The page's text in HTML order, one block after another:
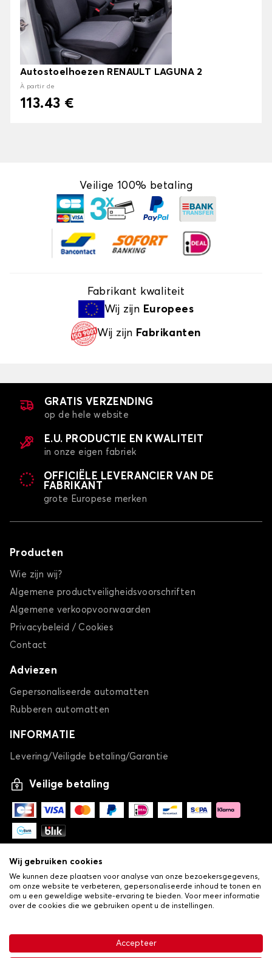
Autostoelhoezen RENAULT LAGUNA 2
À partir de
113.43 €
Veilige 100% betaling
Fabrikant kwaliteit
Wij zijn Europees
Wij zijn Fabrikanten
GRATIS VERZENDING
op de hele website
E.U. PRODUCTIE EN KWALITEIT
in onze eigen fabriek
OFFICIËLE LEVERANCIER VAN DE
FABRIKANT
grote Europese merken
Producten
Wie zijn wij?
Algemene productveiligheidsvoorschriften
Algemene verkoopvoorwaarden
Privacybeleid / Cookies
Contact
Adviezen
Gepersonaliseerde automatten
Rubberen automatten
INFORMATIE
Levering/Veiligde betaling/Garantie
Veilige betaling
Algemene verkoopvoorwaarden•Privacy- en cookiebeleid
•Livraison
Wij gebruiken cookies
We kunnen deze plaatsen voor analyse van onze bezoekersgegevens,
om onze website te verbeteren, gepersonaliseerde inhoud te tonen en
om u een geweldige website-ervaring te bieden. Voor meer informatie
over de cookies die we gebruiken opent u de instellingen.
Accepteer